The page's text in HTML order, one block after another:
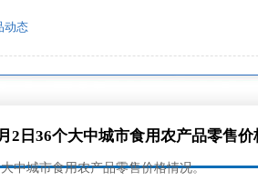
动态
2日36个大中城市食用农产品零售价
中城市食用农产品零售价格情况。